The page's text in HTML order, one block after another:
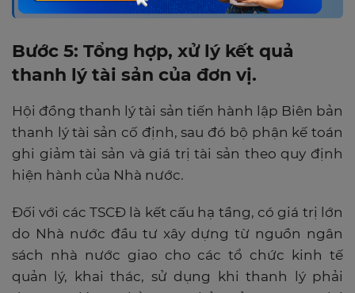
Bước 5: Tổng hợp, xử lý kết quả
thanh lý tài sản của đơn vị.
Hội đồng thanh lý tài sản tiến hành lập Biên bản
thanh lý tài sản cố định, sau đó bộ phận kế toán
ghi giảm tài sản và giá trị tài sản theo quy định
hiện hành của Nhà nước.
Đối với các TSCĐ là kết cấu hạ tầng, có giá trị lớn
do Nhà nước đầu tư xây dựng từ nguồn ngân
sách nhà nước giao cho các tổ chức kinh tế
quản lý, khai thác, sử dụng khi thanh lý phải